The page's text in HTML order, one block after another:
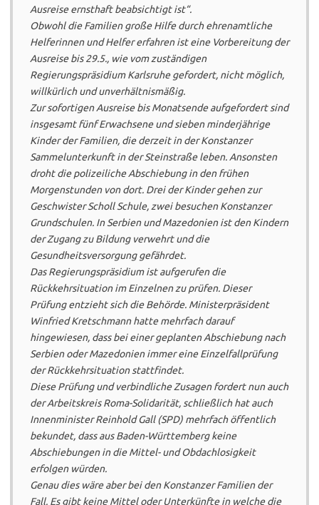
Ausreise ernsthaft beabsichtigt ist“.
Obwohl die Familien große Hilfe durch ehrenamtliche
Helferinnen und Helfer erfahren ist eine Vorbereitung der
Ausreise bis 29.5., wie vom zuständigen
Regierungspräsidium Karlsruhe gefordert, nicht möglich,
willkürlich und unverhältnismäßig.
Zur sofortigen Ausreise bis Monatsende aufgefordert sind
insgesamt fünf Erwachsene und sieben minderjährige
Kinder der Familien, die derzeit in der Konstanzer
Sammelunterkunft in der Steinstraße leben. Ansonsten
droht die polizeiliche Abschiebung in den frühen
Morgenstunden von dort. Drei der Kinder gehen zur
Geschwister Scholl Schule, zwei besuchen Konstanzer
Grundschulen. In Serbien und Mazedonien ist den Kindern
der Zugang zu Bildung verwehrt und die
Gesundheitsversorgung gefährdet.
Das Regierungspräsidium ist aufgerufen die
Rückkehrsituation im Einzelnen zu prüfen. Dieser
Prüfung entzieht sich die Behörde. Ministerpräsident
Winfried Kretschmann hatte mehrfach darauf
hingewiesen, dass bei einer geplanten Abschiebung nach
Serbien oder Mazedonien immer eine Einzelfallprüfung
der Rückkehrsituation stattfindet.
Diese Prüfung und verbindliche Zusagen fordert nun auch
der Arbeitskreis Roma-Solidarität, schließlich hat auch
Innenminister Reinhold Gall (SPD) mehrfach öffentlich
bekundet, dass aus Baden-Württemberg keine
Abschiebungen in die Mittel- und Obdachlosigkeit
erfolgen würden.
Genau dies wäre aber bei den Konstanzer Familien der
Fall. Es gibt keine Mittel oder Unterkünfte in welche die